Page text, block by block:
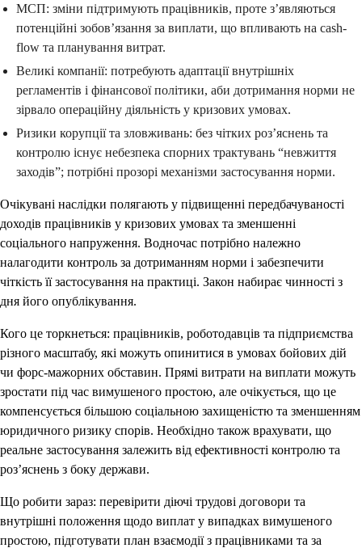
МСП: зміни підтримують працівників, проте з’являються
потенційні зобов’язання за виплати, що впливають на cash-
flow та планування витрат.
Великі компанії: потребують адаптації внутрішніх
регламентів і фінансової політики, аби дотримання норми не
зірвало операційну діяльність у кризових умовах.
Ризики корупції та зловживань: без чітких роз’яснень та
контролю існує небезпека спорних трактувань “невжиття
заходів”; потрібні прозорі механізми застосування норми.
Очікувані наслідки полягають у підвищенні передбачуваності
доходів працівників у кризових умовах та зменшенні
соціального напруження. Водночас потрібно належно
налагодити контроль за дотриманням норми і забезпечити
чіткість її застосування на практиці. Закон набирає чинності з
дня його опублікування.
Кого це торкнеться: працівників, роботодавців та підприємства
різного масштабу, які можуть опинитися в умовах бойових дій
чи форс-мажорних обставин. Прямі витрати на виплати можуть
зростати під час вимушеного простою, але очікується, що це
компенсується більшою соціальною захищеністю та зменшенням
юридичного ризику спорів. Необхідно також врахувати, що
реальне застосування залежить від ефективності контролю та
роз’яснень з боку держави.
Що робити зараз: перевірити діючі трудові договори та
внутрішні положення щодо виплат у випадках вимушеного
простою, підготувати план взаємодії з працівниками та за